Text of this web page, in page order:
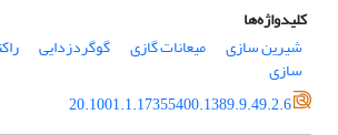
کلیدواژه‌ها
شیرین سازی
میعانات گازی گوگردزدایی
سازی
20.1001.1.17355400.1389.9.49.2.6